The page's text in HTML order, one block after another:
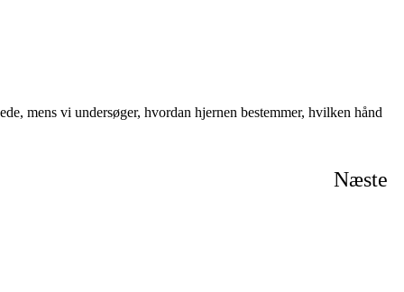
mens vi undersøger, hvordan hjernen bestemmer, hvilken hånd
Næste